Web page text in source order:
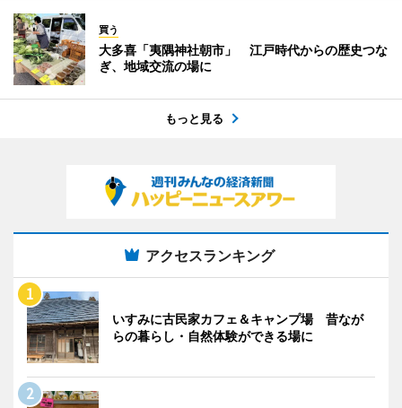
買う
大多喜「夷隅神社朝市」 江戸時代からの歴史つな
ぎ、地域交流の場に
もっと見る
アクセスランキング
いすみに古民家カフェ＆キャンプ場 昔なが
らの暮らし・自然体験ができる場に